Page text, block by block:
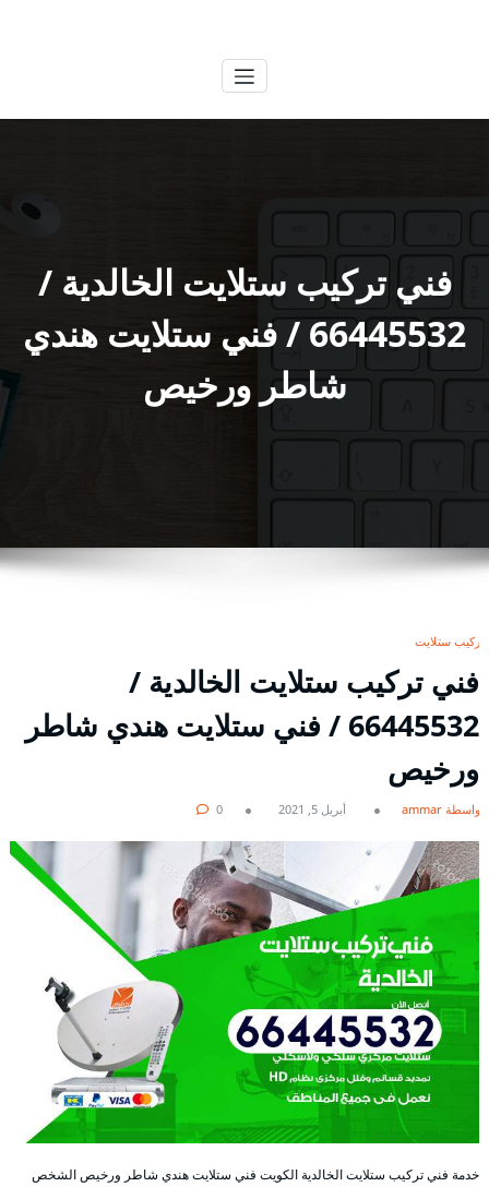
فني تركيب ستلايت الخالدية /
66445532 / فني ستلايت هندي
شاطر ورخيص
تركيب ستلايت
فني تركيب ستلايت الخالدية /
66445532 / فني ستلايت هندي شاطر
ورخيص
بواسطة ammar أبريل 5, 2021 0
خدمة فني تركيب ستلايت الخالدية الكويت فني ستلايت هندي شاطر ورخيص الشخص